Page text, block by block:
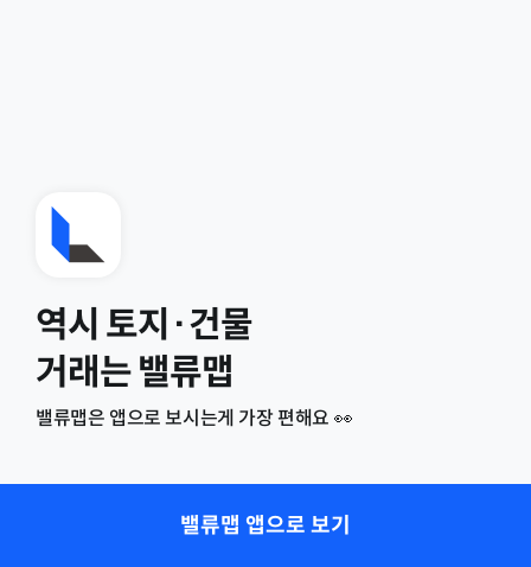
역시 토지·건물
거래는 밸류맵
밸류맵은 앱으로 보시는게 가장 편해요 👀
밸류맵 앱으로 보기